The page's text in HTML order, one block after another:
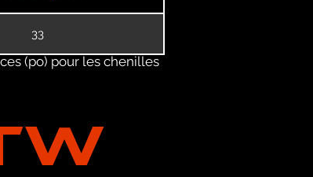
33
(po) pour les chenilles